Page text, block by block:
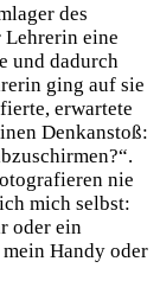
des
eine
und dadurch
ging auf sie
erwartete
Denkanstoß:
nie
mich selbst:
oder ein
Handy oder